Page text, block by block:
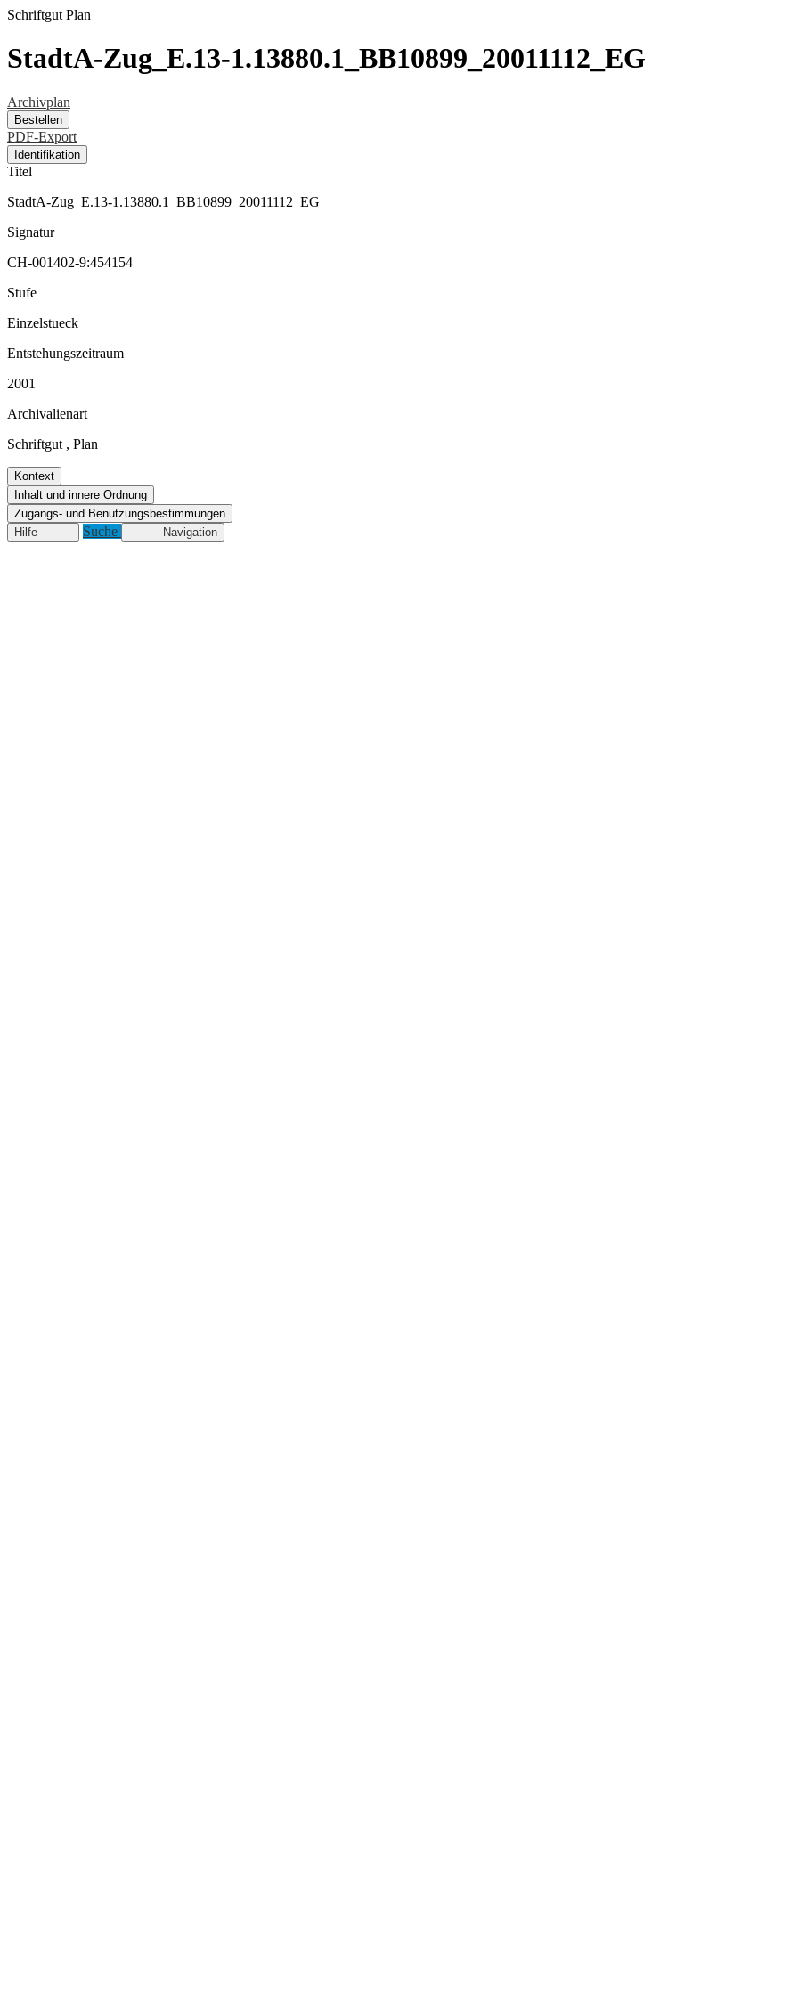
Schriftgut Plan
StadtA-Zug_E.13-1.13880.1_BB10899_20011112_EG
Archivplan
Bestellen
PDF-Export
Identifikation
Titel
StadtA-Zug_E.13-1.13880.1_BB10899_20011112_EG
Signatur
CH-001402-9:454154
Stufe
Einzelstueck
Entstehungszeitraum
2001
Archivalienart
Schriftgut , Plan
Kontext
Inhalt und innere Ordnung
Zugangs- und Benutzungsbestimmungen
Hilfe
Suche Navigation